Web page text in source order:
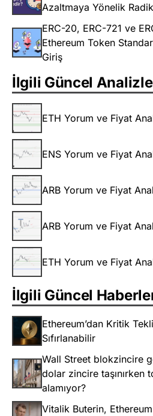
Azaltmaya Yönelik
ERC-20, ERC-721 ve
Ethereum Token
Giriş
İlgili Güncel
ETH Yorum ve Fiyat
ENS Yorum ve Fiyat
ARB Yorum ve Fiyat
ARB Yorum ve Fiyat
ETH Yorum ve Fiyat
İlgili Güncel
Ethereum’dan Kritik
Sıfırlanabilir
Wall Street blokzincire
dolar zincire taşınırken
alamıyor?
Vitalik Buterin,